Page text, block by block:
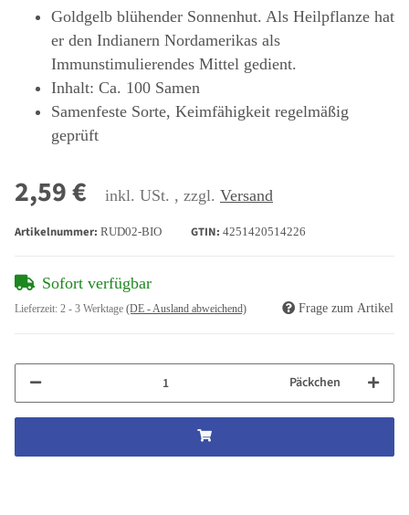
Goldgelb blühender Sonnenhut. Als Heilpflanze hat
er den Indianern Nordamerikas als
Immunstimulierendes Mittel gedient.
Inhalt: Ca. 100 Samen
Samenfeste Sorte, Keimfähigkeit regelmäßig
geprüft
2,59 € inkl. USt. , zzgl. Versand
Artikelnummer: RUD02-BIO GTIN: 4251420514226
Sofort verfügbar
Lieferzeit: 2 - 3 Werktage (DE - Ausland abweichend) Frage zum Artikel
Päckchen